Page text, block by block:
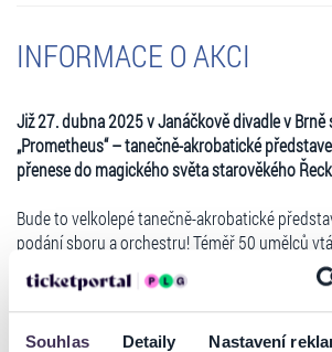
Souhlas Detaily Nastavení
INFORMACE O AKCI
Již 27. dubna 2025 v Janáčkově divadle v Brně
„Prometheus“ – tanečně-akrobatické
přenese do magického světa starověkého
Bude to velkolepé tanečně-akrobatické
podání sboru a orchestru! Téměř 50 umělců
„Prometheus” je taneční a akrobatická show,
magického světa starověkého Řecka.